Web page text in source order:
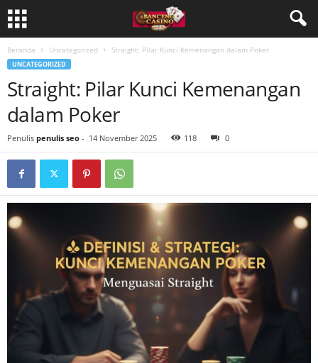
Beranda Uncategorized Straight: Pilar Kunci Kemenangan dalam Poker
UNCATEGORIZED
Straight: Pilar Kunci Kemenangan
dalam Poker
Penulis penulis seo - 14 November 2025 118 0